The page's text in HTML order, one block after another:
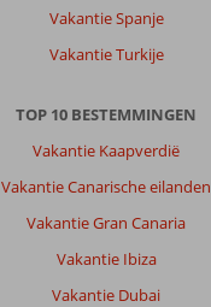
Vakantie Spanje
Vakantie Turkije
TOP 10 BESTEMMINGEN
Vakantie Kaapverdië
Vakantie Canarische eilanden
Vakantie Gran Canaria
Vakantie Ibiza
Vakantie Dubai